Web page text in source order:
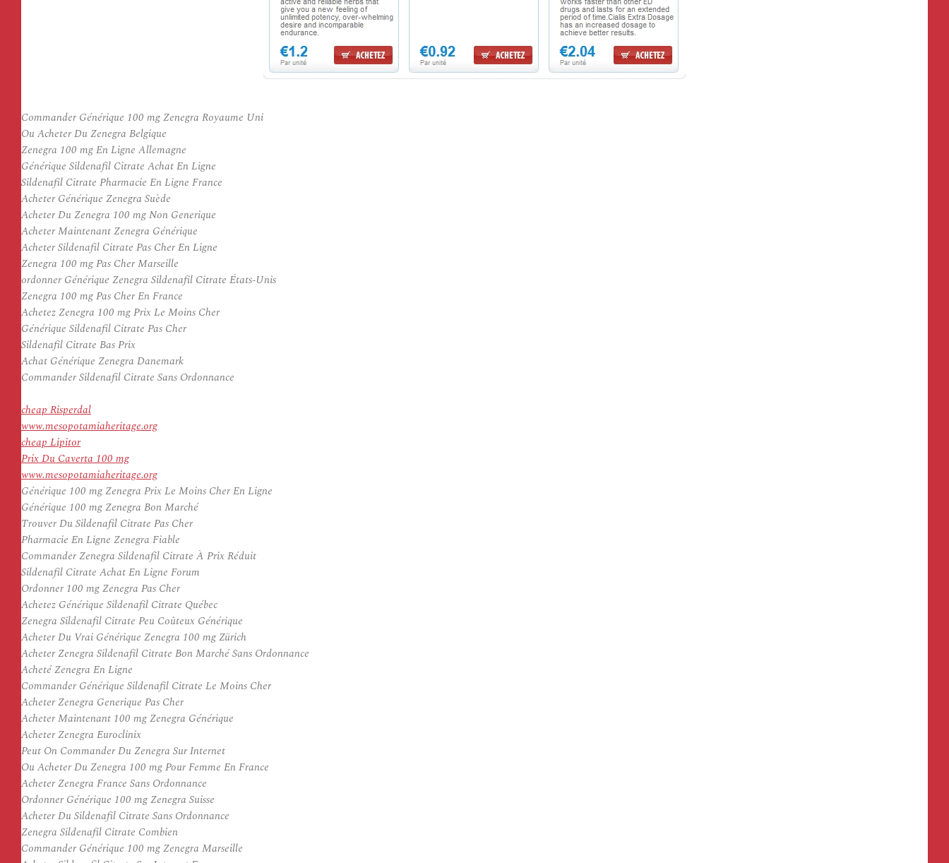
Commander Générique 100 mg Zenegra Royaume Uni
Ou Acheter Du Zenegra Belgique
Zenegra 100 mg En Ligne Allemagne
Générique Sildenafil Citrate Achat En Ligne
Sildenafil Citrate Pharmacie En Ligne France
Acheter Générique Zenegra Suède
Acheter Du Zenegra 100 mg Non Generique
Acheter Maintenant Zenegra Générique
Acheter Sildenafil Citrate Pas Cher En Ligne
Zenegra 100 mg Pas Cher Marseille
ordonner Générique Zenegra Sildenafil Citrate États-Unis
Zenegra 100 mg Pas Cher En France
Achetez Zenegra 100 mg Prix Le Moins Cher
Générique Sildenafil Citrate Pas Cher
Sildenafil Citrate Bas Prix
Achat Générique Zenegra Danemark
Commander Sildenafil Citrate Sans Ordonnance
cheap Risperdal
www.mesopotamiaheritage.org
cheap Lipitor
Prix Du Caverta 100 mg
www.mesopotamiaheritage.org
Générique 100 mg Zenegra Prix Le Moins Cher En Ligne
Générique 100 mg Zenegra Bon Marché
Trouver Du Sildenafil Citrate Pas Cher
Pharmacie En Ligne Zenegra Fiable
Commander Zenegra Sildenafil Citrate À Prix Réduit
Sildenafil Citrate Achat En Ligne Forum
Ordonner 100 mg Zenegra Pas Cher
Achetez Générique Sildenafil Citrate Québec
Zenegra Sildenafil Citrate Peu Coûteux Générique
Acheter Du Vrai Générique Zenegra 100 mg Zürich
Acheter Zenegra Sildenafil Citrate Bon Marché Sans Ordonnance
Acheté Zenegra En Ligne
Commander Générique Sildenafil Citrate Le Moins Cher
Acheter Zenegra Generique Pas Cher
Acheter Maintenant 100 mg Zenegra Générique
Acheter Zenegra Euroclinix
Peut On Commander Du Zenegra Sur Internet
Ou Acheter Du Zenegra 100 mg Pour Femme En France
Acheter Zenegra France Sans Ordonnance
Ordonner Générique 100 mg Zenegra Suisse
Acheter Du Sildenafil Citrate Sans Ordonnance
Zenegra Sildenafil Citrate Combien
Commander Générique 100 mg Zenegra Marseille